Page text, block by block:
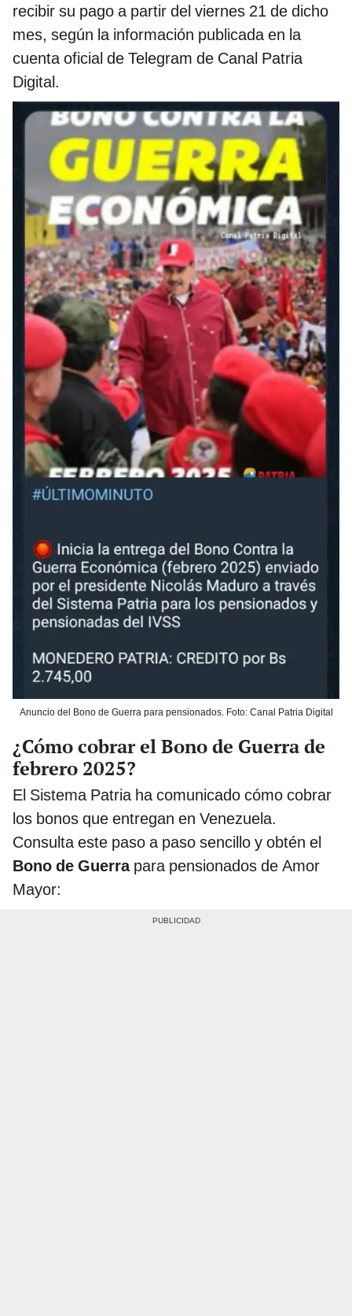
recibir su pago a partir del viernes 21 de dicho
mes, según la información publicada en la
cuenta oficial de Telegram de Canal Patria
Digital.
Anuncio del Bono de Guerra para pensionados. Foto: Canal Patria Digital
¿Cómo cobrar el Bono de Guerra de
febrero 2025?
El Sistema Patria ha comunicado cómo cobrar
los bonos que entregan en Venezuela.
Consulta este paso a paso sencillo y obtén el
Bono de Guerrapara pensionados de Amor
Mayor: